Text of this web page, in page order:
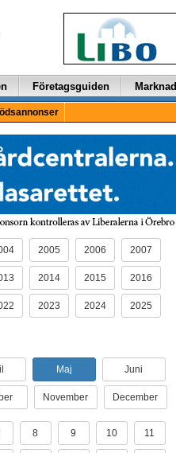
Företagsguiden Marknad
2005 2006 2007
2014 2015 2016
2023 2024 2025
Maj Juni
November December
8 9 10 11